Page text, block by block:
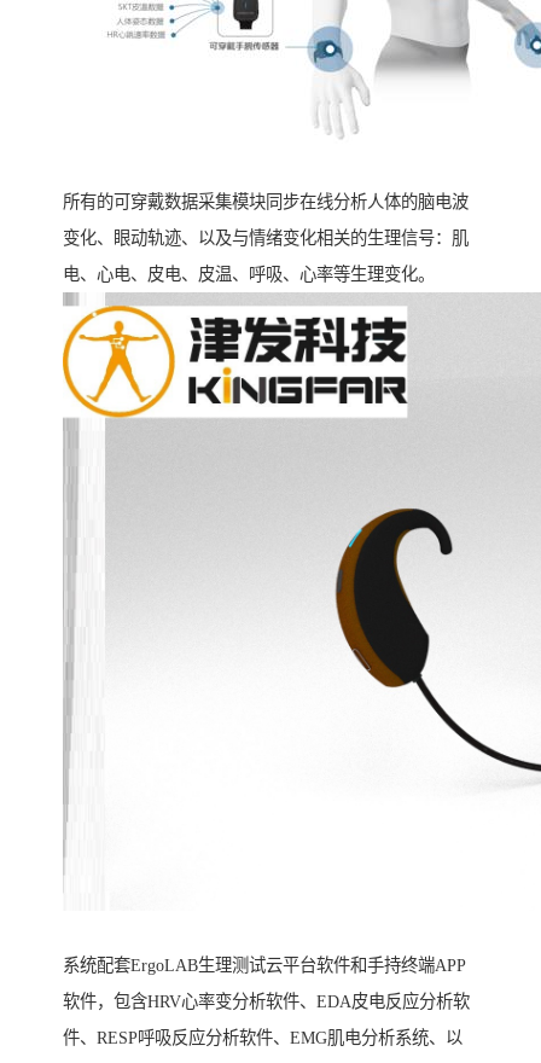
所有的可穿戴数据采集模块同步在线分析人体的脑电波
变化、眼动轨迹、以及与情绪变化相关的生理信号：肌
电、心电、皮电、皮温、呼吸、心率等生理变化。
系统配套ErgoLAB生理测试云平台软件和手持终端APP
软件，包含HRV心率变分析软件、EDA皮电反应分析软
件、RESP呼吸反应分析软件、EMG肌电分析系统、以